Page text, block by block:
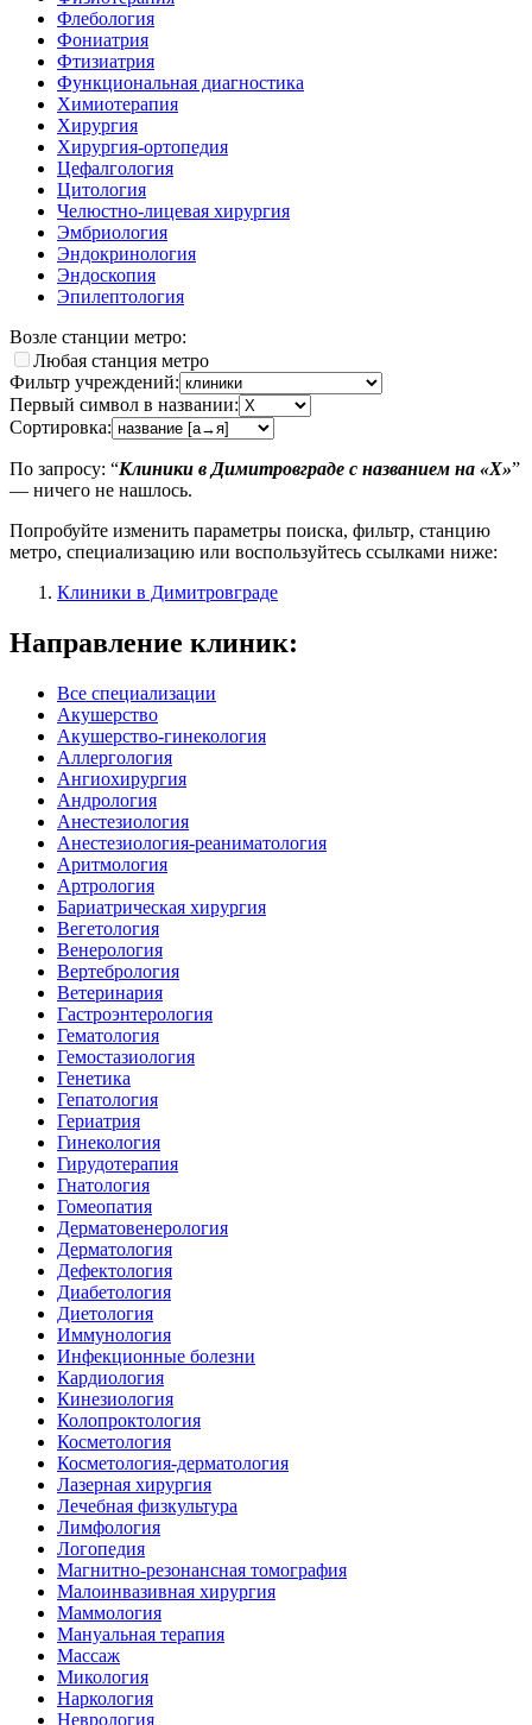
Флебология
Фониатрия
Фтизиатрия
Функциональная диагностика
Химиотерапия
Хирургия
Хирургия-ортопедия
Цефалгология
Цитология
Челюстно-лицевая хирургия
Эмбриология
Эндокринология
Эндоскопия
Эпилептология
Возле станции метро:
Любая станция метро
Фильтр учреждений:
Первый символ в названии:
Сортировка:
По запросу: “Клиники в Димитровграде с названием на «X»”
— ничего не нашлось.
Попробуйте изменить параметры поиска, фильтр, станцию
метро, специализацию или воспользуйтесь ссылками ниже:
Клиники в Димитровграде
Направление клиник:
Все специализации
Акушерство
Акушерство-гинекология
Аллергология
Ангиохирургия
Андрология
Анестезиология
Анестезиология-реаниматология
Аритмология
Артрология
Бариатрическая хирургия
Вегетология
Венерология
Вертебрология
Ветеринария
Гастроэнтерология
Гематология
Гемостазиология
Генетика
Гепатология
Гериатрия
Гинекология
Гирудотерапия
Гнатология
Гомеопатия
Дерматовенерология
Дерматология
Дефектология
Диабетология
Диетология
Иммунология
Инфекционные болезни
Кардиология
Кинезиология
Колопроктология
Косметология
Косметология-дерматология
Лазерная хирургия
Лечебная физкультура
Лимфология
Логопедия
Магнитно-резонансная томография
Малоинвазивная хирургия
Маммология
Мануальная терапия
Массаж
Микология
Наркология
Неврология